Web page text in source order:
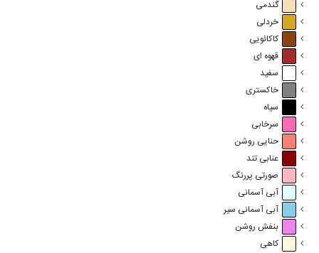
گندمی
خردلی
کاکائویی
قهوه ای
سفید
خاکستری
سیاه
سرخابی
حنایی روشن
عنابی تند
صورتی پررنگ
آبی آسمانی
آبی آسمانی سیر
بنفش روشن
کاهی